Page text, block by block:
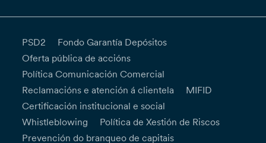
PSD2
Fondo Garantía Depósitos
Oferta pública de accións
Política Comunicación Comercial
Reclamacións e atención á clientela
MIFID
Certificación institucional e social
Whistleblowing
Política de Xestión de Riscos
Prevención do branqueo de capitais